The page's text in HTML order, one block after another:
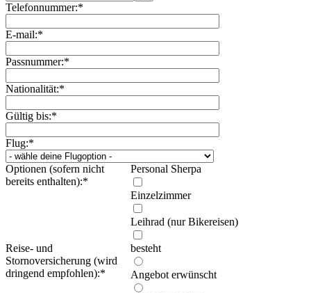
Telefonnummer:*
E-mail:*
Passnummer:*
Nationalität:*
Gültig bis:*
Flug:*
Optionen (sofern nicht
bereits enthalten):*
Personal Sherpa
Einzelzimmer
Leihrad (nur Bikereisen)
Reise- und
Stornoversicherung (wird
dringend empfohlen):*
besteht
Angebot erwünscht